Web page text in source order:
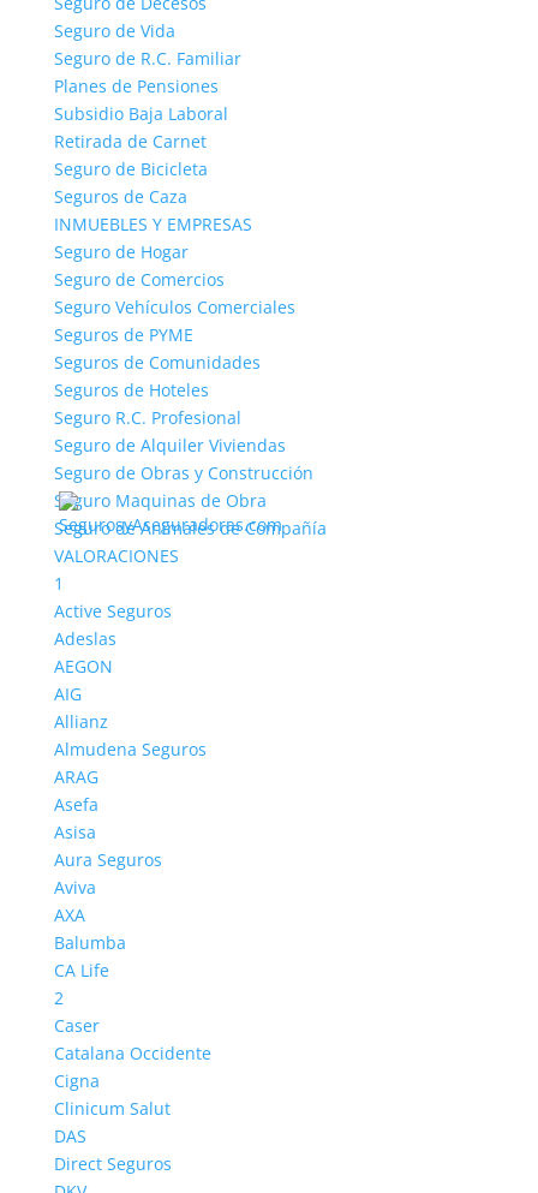
Seguro de Vida
Seguro de R.C. Familiar
Planes de Pensiones
Subsidio Baja Laboral
Retirada de Carnet
Seguro de Bicicleta
Seguros de Caza
INMUEBLES Y EMPRESAS
Seguro de Hogar
Seguro de Comercios
Seguro Vehículos Comerciales
Seguros de PYME
Seguros de Comunidades
Seguros de Hoteles
Seguro R.C. Profesional
Seguro de Alquiler Viviendas
Seguro de Obras y Construcción
Seguro Maquinas de Obra
Seguro de Animales de Compañía
VALORACIONES
1
Active Seguros
Adeslas
AEGON
AIG
Allianz
Almudena Seguros
ARAG
Asefa
Asisa
Aura Seguros
Aviva
AXA
Balumba
CA Life
2
Caser
Catalana Occidente
Cigna
Clinicum Salut
DAS
Direct Seguros